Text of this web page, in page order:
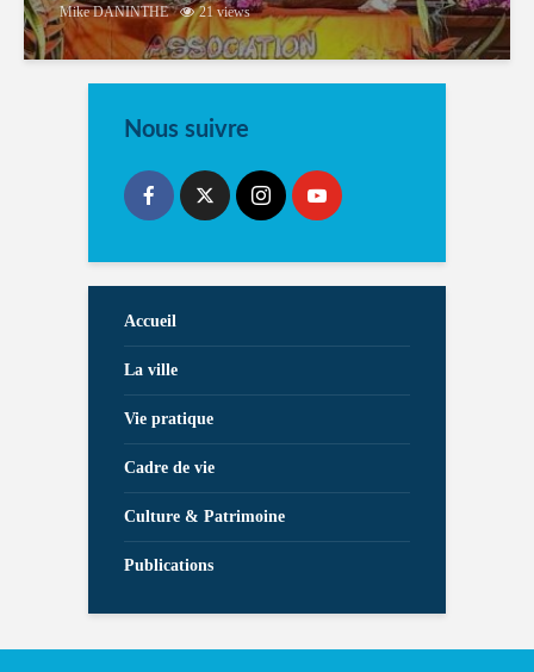
Mike DANINTHE 21 views
Nous suivre
Accueil
La ville
Vie pratique
Cadre de vie
Culture & Patrimoine
Publications